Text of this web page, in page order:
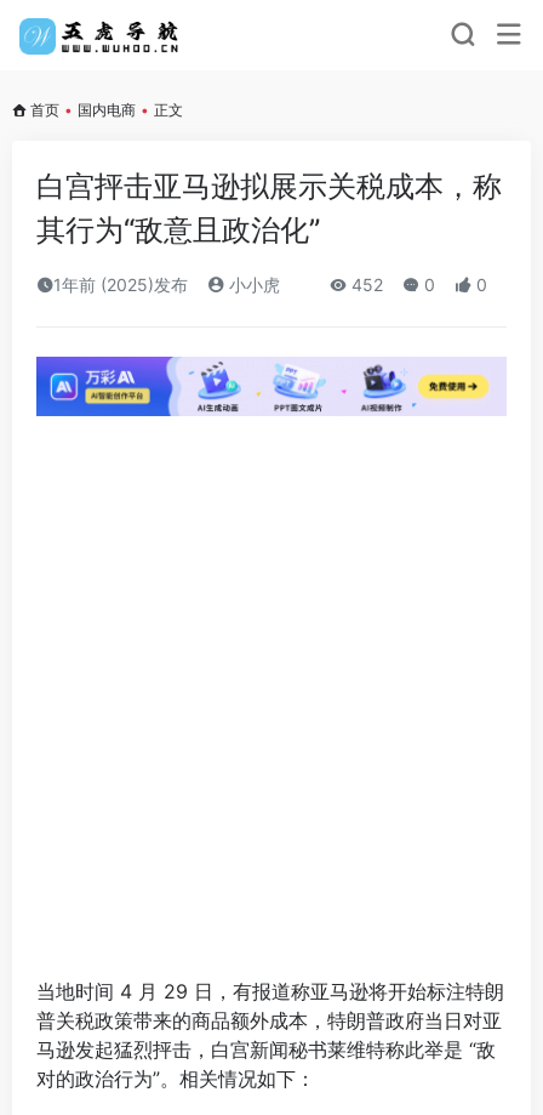
首页 • 国内电商 • 正文
白宫抨击亚马逊拟展示关税成本，称
其行为“敌意且政治化”
1年前 (2025)发布 小小虎 452 0 0
当地时间 4 月 29 日，有报道称亚马逊将开始标注特朗
普关税政策带来的商品额外成本，特朗普政府当日对亚
马逊发起猛烈抨击，白宫新闻秘书莱维特称此举是 “敌
对的政治行为”。相关情况如下：